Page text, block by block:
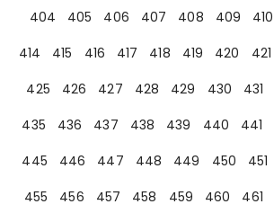
404
405 406 407 408 409 410
414
415 416 417 418 419 420 421
425
426 427 428 429 430 431
435
436 437 438 439 440 441
445
446 447 448 449 450 451
455
456 457 458 459 460 461